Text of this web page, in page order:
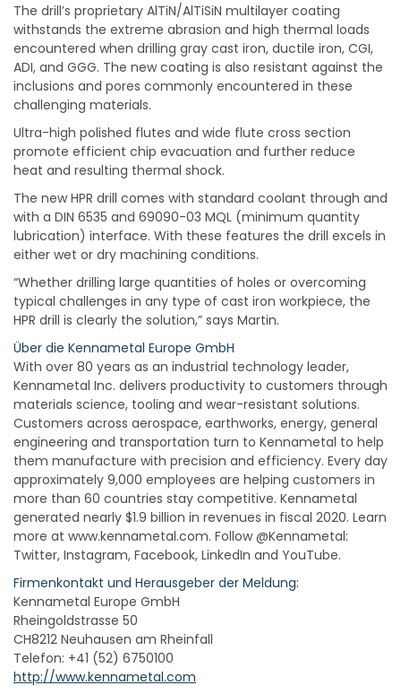
The drill’s proprietary AlTiN/AlTiSiN multilayer coating
withstands the extreme abrasion and high thermal loads
encountered when drilling gray cast iron, ductile iron, CGI,
ADI, and GGG. The new coating is also resistant against the
inclusions and pores commonly encountered in these
challenging materials.
Ultra-high polished flutes and wide flute cross section
promote efficient chip evacuation and further reduce
heat and resulting thermal shock.
The new HPR drill comes with standard coolant through and
with a DIN 6535 and 69090-03 MQL (minimum quantity
lubrication) interface. With these features the drill excels in
either wet or dry machining conditions.
“Whether drilling large quantities of holes or overcoming
typical challenges in any type of cast iron workpiece, the
HPR drill is clearly the solution,” says Martin.
Über die Kennametal Europe GmbH
With over 80 years as an industrial technology leader,
Kennametal Inc. delivers productivity to customers through
materials science, tooling and wear-resistant solutions.
Customers across aerospace, earthworks, energy, general
engineering and transportation turn to Kennametal to help
them manufacture with precision and efficiency. Every day
approximately 9,000 employees are helping customers in
more than 60 countries stay competitive. Kennametal
generated nearly $1.9 billion in revenues in fiscal 2020. Learn
more at www.kennametal.com. Follow @Kennametal:
Twitter, Instagram, Facebook, LinkedIn and YouTube.
Firmenkontakt und Herausgeber der Meldung:
Kennametal Europe GmbH
Rheingoldstrasse 50
CH8212 Neuhausen am Rheinfall
Telefon: +41 (52) 6750100
http://www.kennametal.com